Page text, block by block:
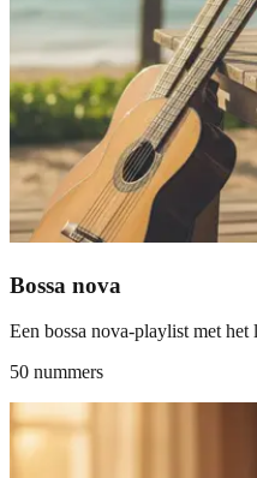
Bossa nova
Een bossa nova-playlist met het
50 nummers